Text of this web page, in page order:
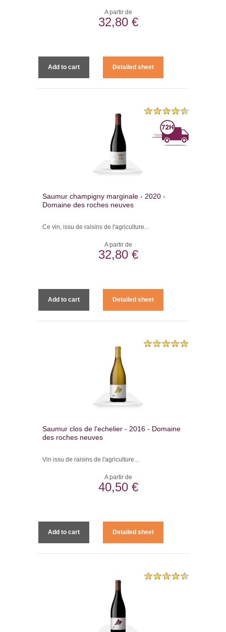
A partir de
32,80 €
Add to cart Detailed sheet
Saumur champigny marginale - 2020 -
Domaine des roches neuves
Ce vin, issu de raisins de l'agriculture...
A partir de
32,80 €
Add to cart Detailed sheet
Saumur clos de l'echelier - 2016 - Domaine
des roches neuves
Vin issu de raisins de l'agriculture...
A partir de
40,50 €
Add to cart Detailed sheet